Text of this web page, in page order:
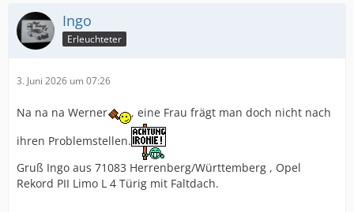
Ingo
Erleuchteter
3. Juni 2026 um 07:26
Na na na Werner
, eine Frau frägt man doch nicht nach
ihren Problemstellen.
Gruß Ingo aus 71083 Herrenberg/Württemberg , Opel
Rekord PII Limo L 4 Türig mit Faltdach.